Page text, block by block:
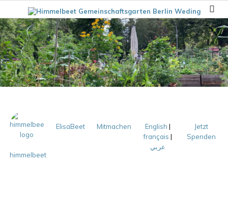
himmelbeet
ElisaBeet Mitmachen English |
français |
عربي
Jetzt
Spenden